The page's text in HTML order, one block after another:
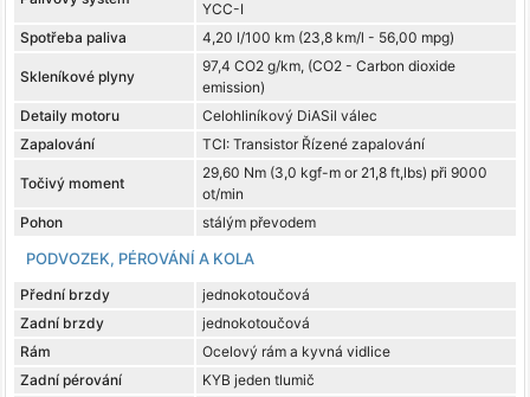
YCC-I
Spotřeba paliva
4,20 l/100 km (23,8 km/l - 56,00 mpg)
Skleníkové plyny
97,4 CO2 g/km, (CO2 - Carbon dioxide
emission)
Detaily motoru
Celohliníkový DiASil válec
Zapalování
TCI: Transistor Řízené zapalování
Točivý moment
29,60 Nm (3,0 kgf-m or 21,8 ft,lbs) při 9000
ot/min
Pohon
stálým převodem
PODVOZEK, PÉROVÁNÍ A KOLA
Přední brzdy
jednokotoučová
Zadní brzdy
jednokotoučová
Rám
Ocelový rám a kyvná vidlice
Zadní pérování
KYB jeden tlumič